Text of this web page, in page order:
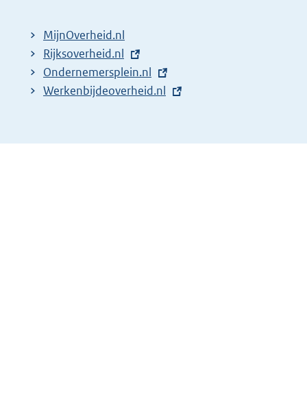
l
i
n
k
MijnOverheid.nl
E
x
t
n
Rijksoverheid.nl
E
x
r
Ondernemersplein.nl
E
e
Werkenbijdeoverheid.nl